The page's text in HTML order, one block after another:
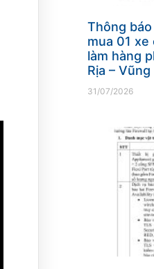
Thông
mua 01 xe
làm hàng
Rịa – Vũng
31/07/2026